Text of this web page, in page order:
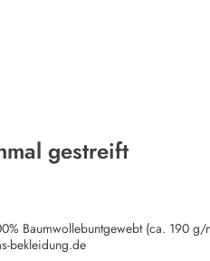
gestreift
Baumwollebuntgewebt (ca. 190
bekleidung.de